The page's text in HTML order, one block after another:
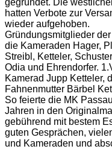
hatten Verbote zur
wieder aufgehoben.
Gründungsmitglieder
die Kameraden Hager,
Streibl, Ketteler,
Odia und Ehrendorfer.
Kamerad Jupp Ketteler,
Fahnenmutter Bärbel
So feierte die MK
Jahren in den
gebührend mit bestem
guten Gesprächen,
und Kameraden und